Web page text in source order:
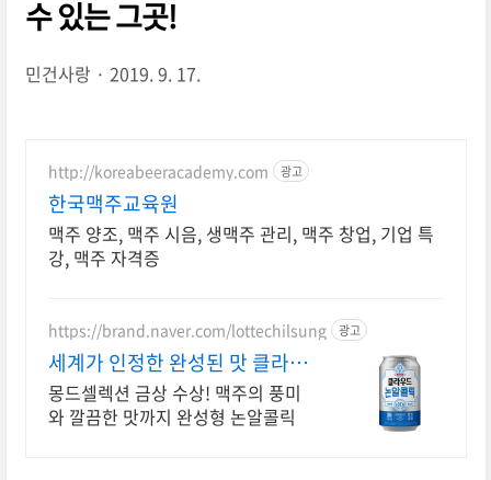
수 있는 그곳!
민건사랑 2019. 9. 17.
http://koreabeeracademy.com 광고
한국맥주교육원
맥주 양조, 맥주 시음, 생맥주 관리, 맥주 창업, 기업 특
강, 맥주 자격증
https://brand.naver.com/lottechilsung 광고
세계가 인정한 완성된 맛 클라우
드 논알콜릭
몽드셀렉션 금상 수상! 맥주의 풍미
와 깔끔한 맛까지 완성형 논알콜릭